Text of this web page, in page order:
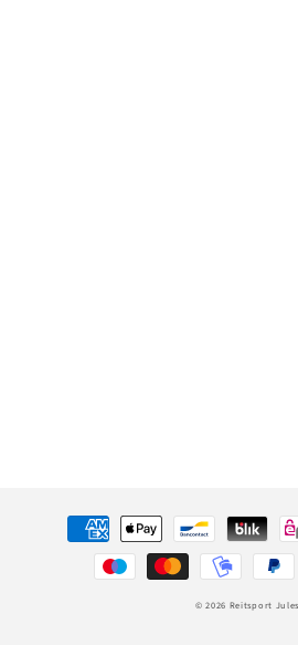
Zahlungsmethoden
© 2026 Reitsport Jules